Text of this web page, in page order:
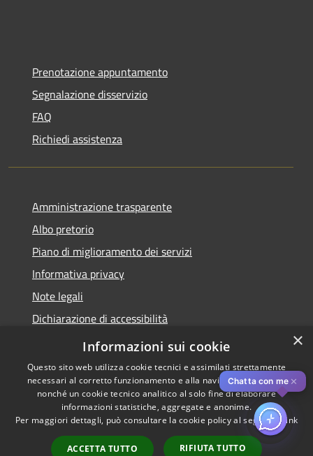
Prenotazione appuntamento
Segnalazione disservizio
FAQ
Richiedi assistenza
Amministrazione trasparente
Albo pretorio
Piano di miglioramento dei servizi
Informativa privacy
Note legali
Dichiarazione di accessibilità
Obiettivi di accessibilità per l'anno 2025
Accessibilità
Copyright © 2026 • Comune di
Rozzano • Powered by
Municipium•
Accesso
Chatta con me ✕
×
Informazioni sui cookie
Questo sito web utilizza cookie tecnici e assimilati strettamente
necessari al corretto funzionamento e alla navigazione del sito,
nonché un cookie tecnico analitico al solo fine di elaborare
informazioni statistiche, aggregate e anonime.
Per maggiori dettagli, può consultare la cookie policy al seguente link
ACCETTA TUTTO RIFIUTA TUTTO